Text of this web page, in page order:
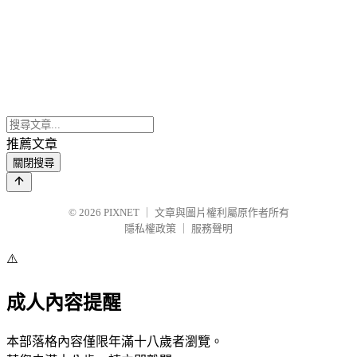
推薦文章
關閉搜尋
© 2026 PIXNET
文章與圖片權利屬原作者所有
隱私權政策
服務聲明
⚠️
成人內容提醒
本部落格內容僅限年滿十八歲者瀏覽。